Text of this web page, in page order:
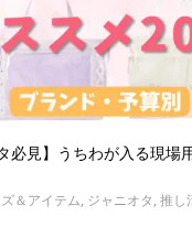
必見】うちわが入る現場
＆アイテム, ジャニオタ, 推し